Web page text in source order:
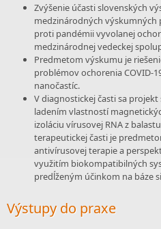
Zvýšenie účasti slovenských
medzinárodných
proti pandémii vyvolanej
medzinárodnej vedeckej
Predmetom výskumu je
problémov ochorenia COVID-
nanočastíc.
V diagnostickej časti sa
ladením vlastností
izoláciu vírusovej RNA z
terapeutickej časti je
antivírusovej terapie a
využitím biokompatibilných
predĺženým účinkom na báze
Výstupy do praxe